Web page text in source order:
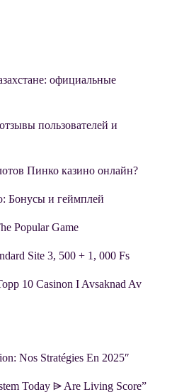
официальные
пользователей и
Пинко казино онлайн?
Бонусы и геймплей
Popular Game
Site 3, 500 + 1, 000 Fs
10 Casinon I Avsaknad Av
Nos Stratégies En 2025″
Today ⩥ Are Living Score”